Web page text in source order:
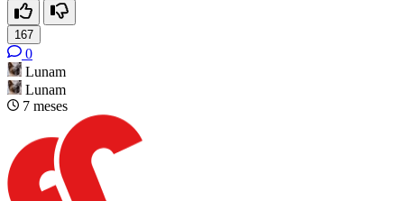
167
0
Lunam
Lunam
7 meses